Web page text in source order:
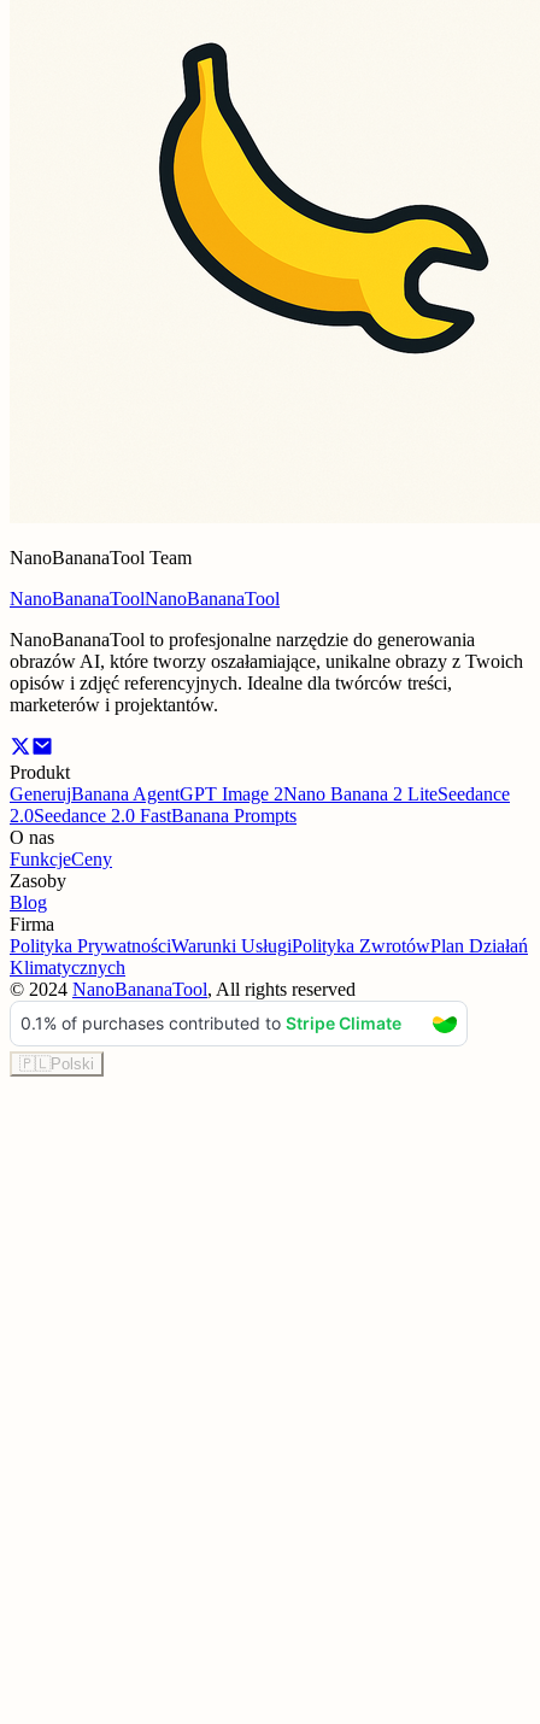
NanoBananaTool Team
NanoBananaToolNanoBananaTool
NanoBananaTool to profesjonalne narzędzie do generowania
obrazów AI, które tworzy oszałamiające, unikalne obrazy z Twoich
opisów i zdjęć referencyjnych. Idealne dla twórców treści,
marketerów i projektantów.
Produkt
GenerujBanana AgentGPT Image 2Nano Banana 2 LiteSeedance
2.0Seedance 2.0 FastBanana Prompts
O nas
FunkcjeCeny
Zasoby
Blog
Firma
Polityka PrywatnościWarunki UsługiPolityka ZwrotówPlan Działań
Klimatycznych
© 2024 NanoBananaTool, All rights reserved
🇵🇱Polski